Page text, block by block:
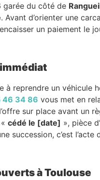
garée du côté de
. Avant d’orienter une
un paiement le
à reprendre un
46 34 86 vous met en
sur place avant un
cédé le [date] », pièce
succession, c’est
à Toulouse